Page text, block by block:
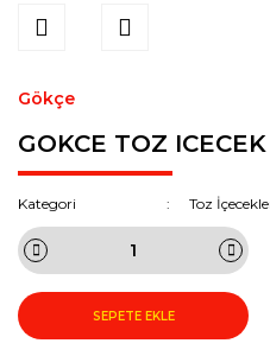
Gökçe
GOKCE TOZ
Kategori Toz
SEPETE EKLE